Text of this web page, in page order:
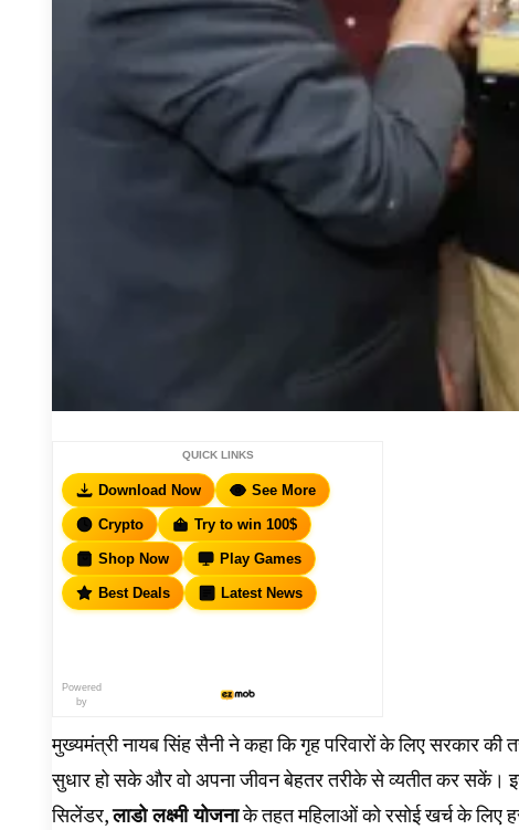
QUICK LINKS
Download Now See More
Crypto Try to win 100$
Shop Now Play Games
Best Deals Latest News
Powered
by
मुख्यमंत्री नायब सिंह सैनी ने कहा कि गृह परिवारों के लिए सरकार
सुधार हो सके और वो अपना जीवन बेहतर तरीके से व्यतीत कर
सिलेंडर,लाडो लक्ष्मी योजनाके तहत महिलाओं को रसोई खर्च के लिए